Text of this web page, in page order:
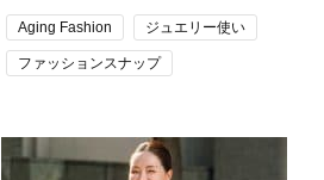
Aging Fashion ジュエリー使い
ファッションスナップ
夏コーデ トレンド 読者スナップ